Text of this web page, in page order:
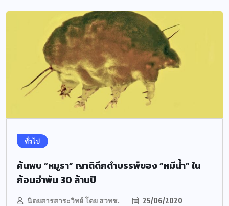
ทั่วไป
ค้นพบ “หมูรา” ญาติดึกดำบรรพ์ของ “หมีน้ำ” ใน
ก้อนอำพัน 30 ล้านปี
นิตยสารสาระวิทย์ โดย สวทช. 25/06/2020